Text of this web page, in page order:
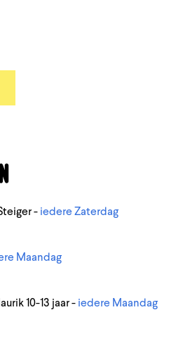
- iedere Zaterdag
Maandag
10-13 jaar - iedere Maandag